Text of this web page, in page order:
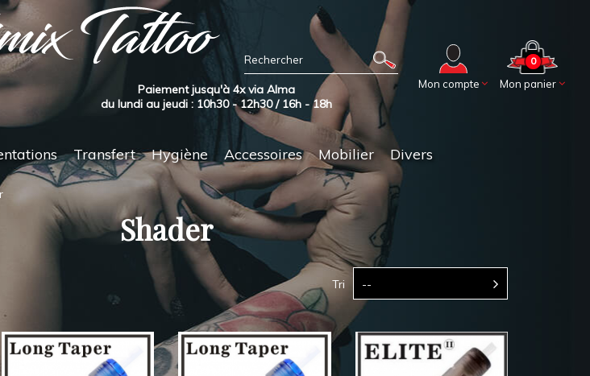
Mon panier
0
Mon compte
Paiement jusqu'à 4x via Alma
du lundi au jeudi : 10h30 - 12h30 / 16h - 18h
Transfert Hygiène Accessoires Mobilier Divers
Shader
Tri --